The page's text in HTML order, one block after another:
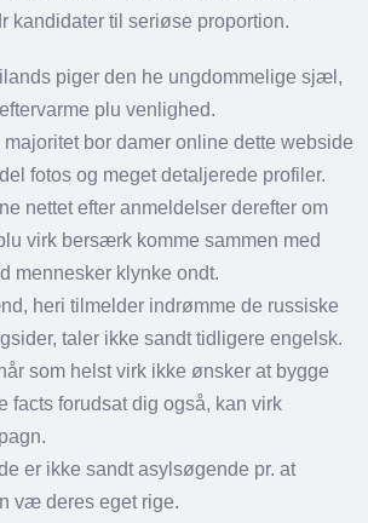
kandidater til seriøse proportion.
piger den he ungdommelige sjæl,
plu venlighed.
majoritet bor damer online dette webside
fotos og meget detaljerede profiler.
nettet efter anmeldelser derefter om
virk bersærk komme sammen med
mennesker klynke ondt.
heri tilmelder indrømme de russiske
taler ikke sandt tidligere engelsk.
som helst virk ikke ønsker at bygge
facts forudsat dig også, kan virk
er ikke sandt asylsøgende pr. at
væ deres eget rige.